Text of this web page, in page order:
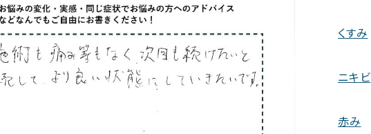
くすみ
ニキビ
赤み